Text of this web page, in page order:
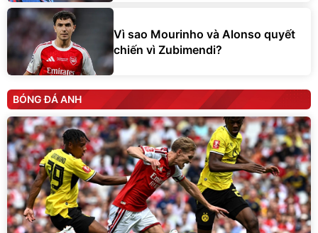
Vì sao Mourinho và Alonso quyết
chiến vì Zubimendi?
BÓNG ĐÁ ANH